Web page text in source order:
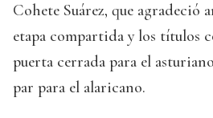
Cohete Suárez, que agradeció
etapa compartida y los títulos
puerta cerrada para el
par para el alaricano.